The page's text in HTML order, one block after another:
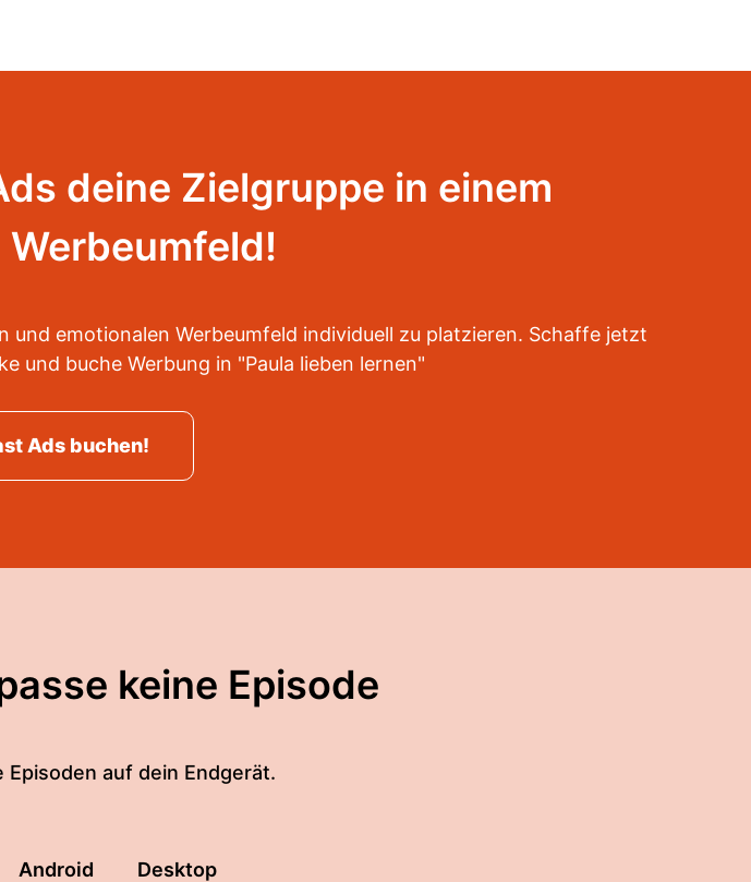
deine Zielgruppe in einem
emotionalen Werbeumfeld individuell zu platzieren. Schaffe jetzt
und buche Werbung in "Paula lieben lernen"
Ads buchen!
keine Episode
auf dein Endgerät.
Android Desktop